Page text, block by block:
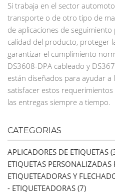
Si trabaja en el sector
transporte o de otro tipo de
de aplicaciones de
calidad del producto, proteger
garantizar el cumplimiento
DS3608-DPA cableado y
están diseñados para ayudar
satisfacer estos
las entregas siempre a tiempo.
CATEGORIAS
APLICADORES DE ETIQUETAS
ETIQUETAS
ETIQUETEADORAS Y
- ETIQUETEADORAS (7)